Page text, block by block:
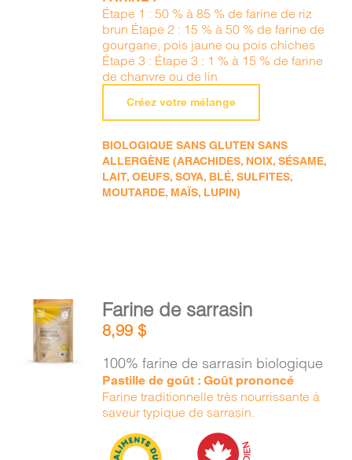
Étape 1 : 50 % à 85 % de farine de riz
brun Étape 2 : 15 % à 50 % de farine de
gourgane, pois jaune ou pois chiches
Étape 3 : Étape 3 : 1 % à 15 % de farine
de chanvre ou de lin
Créez votre mélange
BIOLOGIQUE SANS GLUTEN SANS
ALLERGÈNE (ARACHIDES, NOIX, SÉSAME,
LAIT, OEUFS, SOYA, BLÉ, SULFITES,
MOUTARDE, MAÏS, LUPIN)
AJOUTER
AU
PANIER
Farine de sarrasin
8,99$
100% farine de sarrasin biologique
Pastille de goût : Goût prononcé
Farine traditionnelle très nourrissante à
saveur typique de sarrasin.